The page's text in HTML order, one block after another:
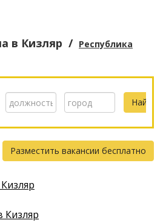
в Кизляр / Республика
Разместить вакансии бесплатно
Кизляр